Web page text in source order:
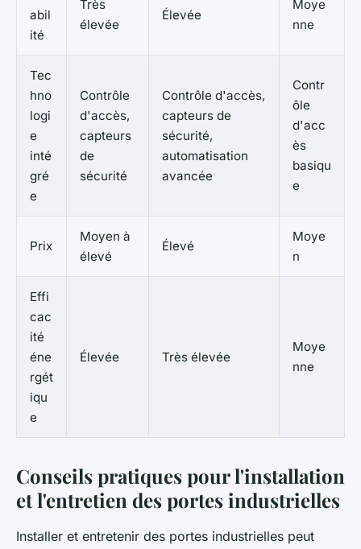
abil
ité
Très
élevée
Élevée
Moye
nne
Tec
hno
logi
e
inté
gré
e
Contrôle
d'accès,
capteurs
de
sécurité
Contrôle d'accès,
capteurs de
sécurité,
automatisation
avancée
Contr
ôle
d'acc
ès
basiqu
e
Prix
Moyen à
élevé
Élevé
Moye
n
Effi
cac
ité
éne
rgét
iqu
e
Élevée Très élevée
Moye
nne
Conseils pratiques pour l'installation
et l'entretien des portes industrielles
Installer et entretenir des portes industrielles peut